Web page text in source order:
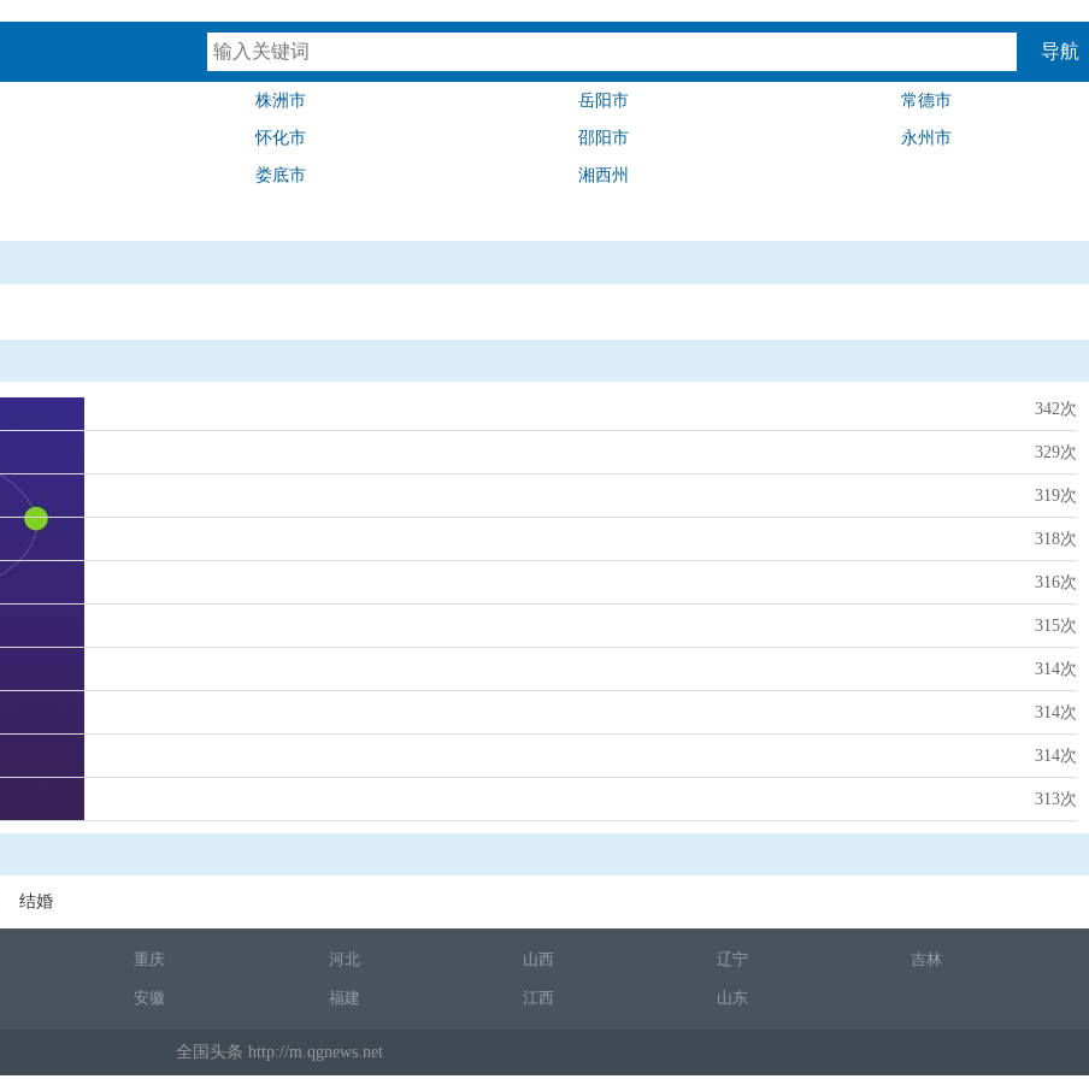
导航
株洲市 岳阳市 常德市
怀化市 邵阳市 永州市
娄底市 湘西州
342次
329次
319次
318次
316次
315次
314次
314次
314次
313次
结婚
重庆 河北 山西 辽宁 吉林
安徽 福建 江西 山东
全国头条 http://m.qgnews.net